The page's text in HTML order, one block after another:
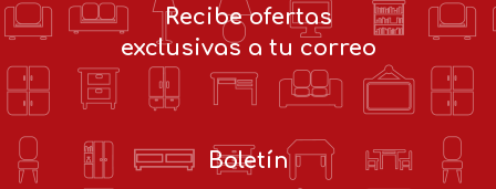
Recibe ofertas
exclusivas a tu correo
Boletín